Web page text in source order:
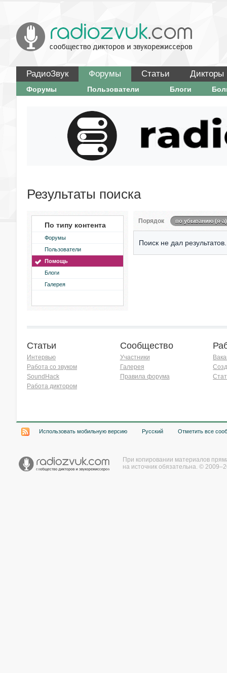
РадиоЗвук Форумы Статьи Дикторы
Форумы Пользователи Блоги
Результаты поиска
По типу контента
Форумы
Пользователи
Помощь
Блоги
Галерея
Порядок по убыванию (я-а)
Поиск не дал результатов.
Статьи
Интервью
Работа со звуком
SoundHack
Работа диктором
Сообщество
Участники
Галерея
Правила форума
Использовать мобильную версию Русский Отметить все
При копировании материалов
на источник обязательна. ©